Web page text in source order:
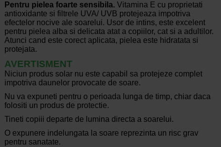
Pentru pielea foarte sensibila. Vitamina E cu proprietati
antioxidante si filtrele UVA/ UVB protejeaza impotriva
efectelor nocive ale soarelui. Usor de intins, este excelent
pentru pielea alba si delicata atat a copiilor, cat si a adultilor.
Atunci cand este corect aplicata, pielea este hidratata si
protejata.
AVERTISMENT
Niciun produs solar nu este capabil sa protejeze complet
impotriva daunelor provocate de soare.
Nu va expuneti pentru o perioada lunga de timp, chiar daca
folositi un produs de protectie.
Tineti copiii departe de lumina directa a soarelui.
O expunere indelungata la soare reprezinta un risc grav
pentru sanatate.